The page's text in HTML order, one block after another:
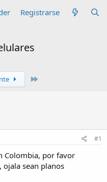
Registrarse
#1
Colombia, por favor
ojala sean planos